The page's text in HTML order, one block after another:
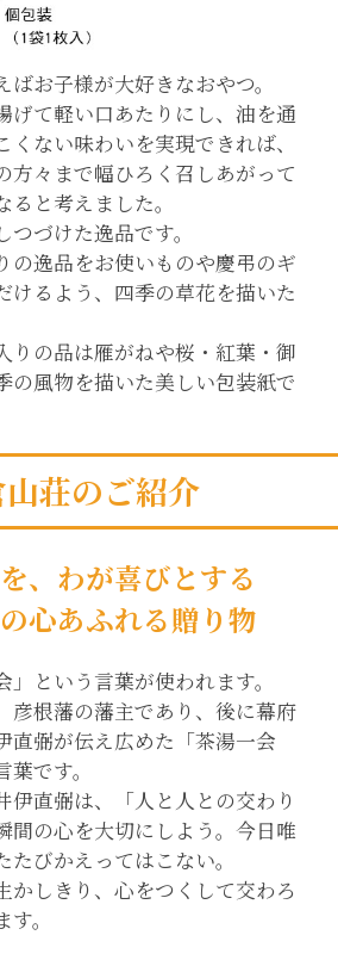
お子様が大好きなおやつ。
げて軽い口あたりにし、油を通
くない味わいを実現できれば、
方々まで幅ひろく召しあがって
と考えました。
つづけた逸品です。
の逸品をお使いものや慶弔のギ
けるよう、四季の草花を描いた
りの品は雁がねや桜・紅葉・御
の風物を描いた美しい包装紙で
荘のご紹介
、わが喜びとする
心あふれる贈り物
という言葉が使われます。
彦根藩の藩主であり、後に幕府
直弼が伝え広めた「茶湯一会
です。
伊直弼は、「人と人との交わり
間の心を大切にしよう。今日唯
びかえってはこない。
かしきり、心をつくして交わろ
。